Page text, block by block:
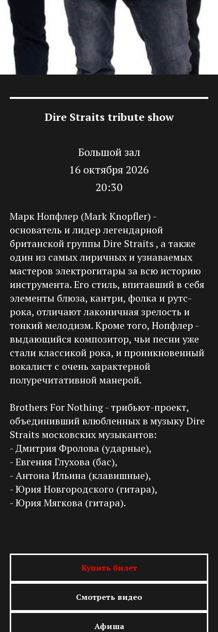
Dire Straits tribute show
Большой зал
16 октября 2026
20:30
Марк Нопфлер (Mark Knopfler) -
основатель и лидер легендарной
британской группы Dire Straits , а также
один из самых лиричных и узнаваемых
мастеров электрогитары за всю историю
инструмента. Его стиль, впитавший в себя
элементы блюза, кантри, фолка и рутс-
рока, отличают лаконичная зрелость и
тонкий мелодизм. Кроме того, Нопфлер -
выдающийся композитор, чьи песни уже
стали классикой рока, и проникновенный
вокалист с очень характерной
полуречитативной манерой.
Brothers For Nothing - трибьют-проект,
объединивший влюбленных в музыку Dire
Straits московских музыкантов:
- Дмитрия Фролова (ударные),
- Евгения Глухова (бас),
- Антона Ильина (клавишные),
- Юрия Новгородского (гитара),
- Юрия Мягкова (гитара).
Купить билет
Смотреть видео
Афиша